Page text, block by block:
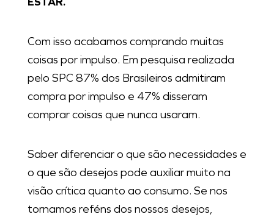
Com isso acabamos comprando muitas
coisas por impulso. Em pesquisa realizada
pelo SPC 87% dos Brasileiros admitiram
compra por impulso e 47% disseram
comprar coisas que nunca usaram.
Saber diferenciar o que são necessidades e
o que são desejos pode auxiliar muito na
visão crítica quanto ao consumo. Se nos
tornamos reféns dos nossos desejos,